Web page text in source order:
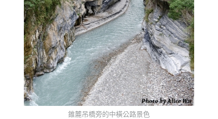
錐麓吊橋旁的中橫公路景色